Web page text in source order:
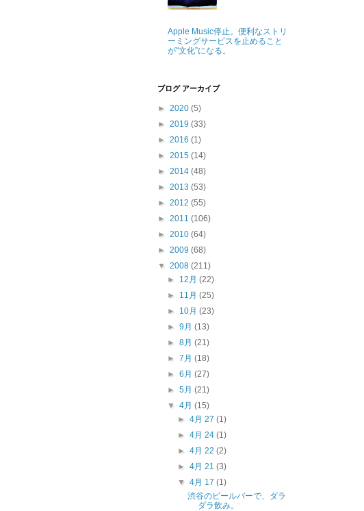
Apple Music停止。便利なストリ
ーミングサービスを止めること
が"文化”になる。
ブログ アーカイブ
► 2020 (5)
► 2019 (33)
► 2016 (1)
► 2015 (14)
► 2014 (48)
► 2013 (53)
► 2012 (55)
► 2011 (106)
► 2010 (64)
► 2009 (68)
▼ 2008 (211)
► 12月(22)
► 11月(25)
► 10月(23)
►9月(13)
►8月(21)
►7月(18)
►6月(27)
►5月(21)
▼4月(15)
► 4月 27 (1)
► 4月 24 (1)
► 4月 22 (2)
► 4月 21 (3)
▼ 4月 17 (1)
渋谷のビールバーで、ダラ
ダラ飲み。